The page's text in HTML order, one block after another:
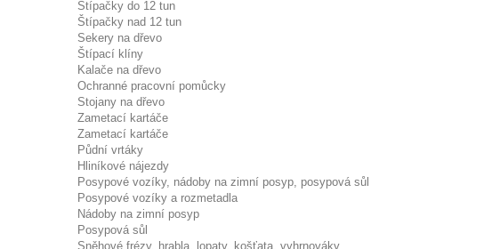
Štípačky do 12 tun
Štípačky nad 12 tun
Sekery na dřevo
Štípací klíny
Kalače na dřevo
Ochranné pracovní pomůcky
Stojany na dřevo
Zametací kartáče
Zametací kartáče
Půdní vrtáky
Hliníkové nájezdy
Posypové vozíky, nádoby na zimní posyp, posypová sůl
Posypové vozíky a rozmetadla
Nádoby na zimní posyp
Posypová sůl
Sněhové frézy, hrabla, lopaty, košťata, vyhrnováky